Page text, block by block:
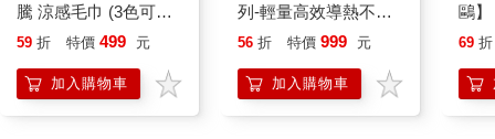
騰 涼感毛巾 (3色可選)
涼感毛巾 涼感巾 冰涼
毛巾
59 折 特價 499 元
加入購物車
列-輕量高效導熱不沾
平煎鍋30cm
56 折 特價 999 元
加入購物車
鷗
(8款
企鵝
69 折